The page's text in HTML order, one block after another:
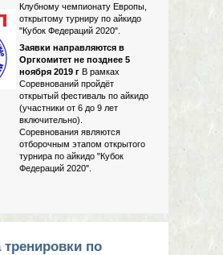
Клубному чемпионату Европы,
открытому турниру по айкидо
"Кубок Федераций 2020".
Заявки направляются в
Оргкомитет не позднее 5
ноября 2019 г В рамках
Соревнований пройдёт
открытый фестиваль по айкидо
(участники от 6 до 9 лет
включительно).
Соревнования являются
отборочным этапом открытого
турнира по айкидо "Кубок
Федераций 2020".
2019", 17 ноября, г.
тренировки по